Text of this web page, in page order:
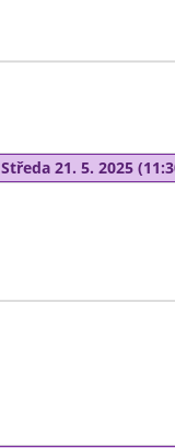
Středa 21. 5. 2025